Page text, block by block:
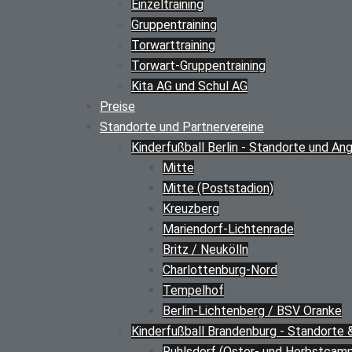
Einzeltraining
Gruppentraining
Torwarttraining
Torwart-Gruppentraining
Kita AG und Schul AG
Preise
Standorte und Partnervereine
Kinderfußball Berlin - Standorte und
Mitte
Mitte (Poststadion)
Kreuzberg
Mariendorf-Lichtenrade
Britz / Neukölln
Charlottenburg-Nord
Tempelhof
Berlin-Lichtenberg / BSV Oranke
Kinderfußball Brandenburg - Standorte